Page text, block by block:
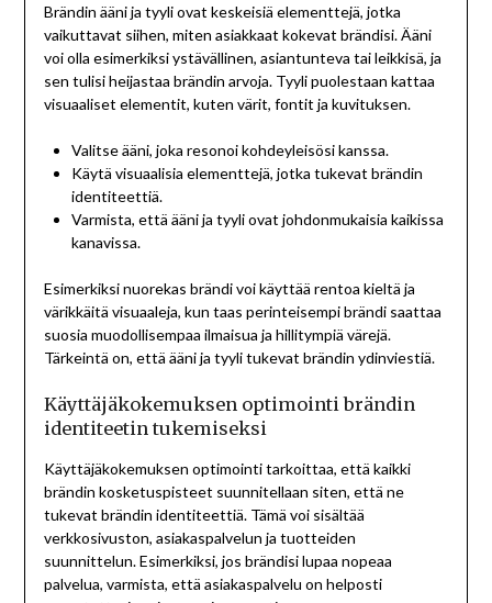
Brändin ääni ja tyyli ovat keskeisiä elementtejä, jotka
vaikuttavat siihen, miten asiakkaat kokevat brändisi. Ääni
voi olla esimerkiksi ystävällinen, asiantunteva tai leikkisä, ja
sen tulisi heijastaa brändin arvoja. Tyyli puolestaan kattaa
visuaaliset elementit, kuten värit, fontit ja kuvituksen.
Valitse ääni, joka resonoi kohdeyleisösi kanssa.
Käytä visuaalisia elementtejä, jotka tukevat brändin
identiteettiä.
Varmista, että ääni ja tyyli ovat johdonmukaisia kaikissa
kanavissa.
Esimerkiksi nuorekas brändi voi käyttää rentoa kieltä ja
värikkäitä visuaaleja, kun taas perinteisempi brändi saattaa
suosia muodollisempaa ilmaisua ja hillitympiä värejä.
Tärkeintä on, että ääni ja tyyli tukevat brändin ydinviestiä.
Käyttäjäkokemuksen optimointi brändin
identiteetin tukemiseksi
Käyttäjäkokemuksen optimointi tarkoittaa, että kaikki
brändin kosketuspisteet suunnitellaan siten, että ne
tukevat brändin identiteettiä. Tämä voi sisältää
verkkosivuston, asiakaspalvelun ja tuotteiden
suunnittelun. Esimerkiksi, jos brändisi lupaa nopeaa
palvelua, varmista, että asiakaspalvelu on helposti